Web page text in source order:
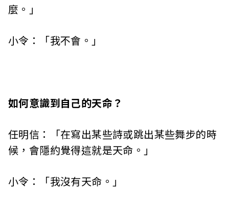
麼。」
小令：「我不會。」
如何意識到自己的天命？
任明信：「在寫出某些詩或跳出某些舞步的時
候，會隱約覺得這就是天命。」
小令：「我沒有天命。」